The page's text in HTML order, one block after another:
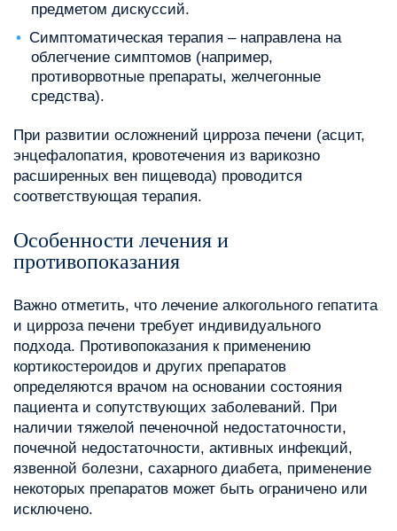
предметом дискуссий.
Симптоматическая терапия – направлена на
облегчение симптомов (например,
противорвотные препараты, желчегонные
средства).
При развитии осложнений цирроза печени (асцит,
энцефалопатия, кровотечения из варикозно
расширенных вен пищевода) проводится
соответствующая терапия.
Особенности лечения и
противопоказания
Важно отметить, что лечение алкогольного гепатита
и цирроза печени требует индивидуального
подхода. Противопоказания к применению
кортикостероидов и других препаратов
определяются врачом на основании состояния
пациента и сопутствующих заболеваний. При
наличии тяжелой печеночной недостаточности,
почечной недостаточности, активных инфекций,
язвенной болезни, сахарного диабета, применение
некоторых препаратов может быть ограничено или
исключено.